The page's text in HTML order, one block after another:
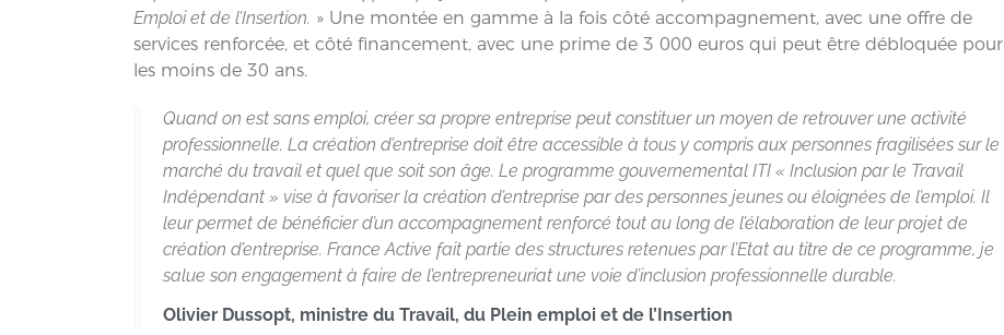
Emploi et de l’Insertion. » Une montée en gamme à la fois côté accompagnement, avec une offre de
services renforcée, et côté financement, avec une prime de 3 000 euros qui peut être débloquée pour
les moins de 30 ans.
Quand on est sans emploi, créer sa propre entreprise peut constituer un moyen de retrouver une activité
professionnelle. La création d’entreprise doit être accessible à tous y compris aux personnes fragilisées sur le
marché du travail et quel que soit son âge. Le programme gouvernemental ITI « Inclusion par le Travail
Indépendant » vise à favoriser la création d’entreprise par des personnes jeunes ou éloignées de l’emploi. Il
leur permet de bénéficier d’un accompagnement renforcé tout au long de l’élaboration de leur projet de
création d’entreprise. France Active fait partie des structures retenues par l’Etat au titre de ce programme, je
salue son engagement à faire de l’entrepreneuriat une voie d’inclusion professionnelle durable.
Olivier Dussopt, ministre du Travail, du Plein emploi et de l’Insertion